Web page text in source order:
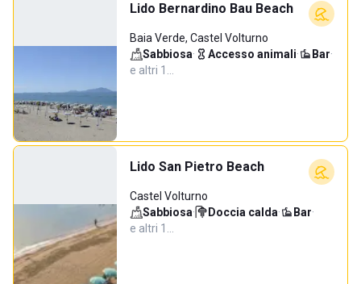
Lido Bernardino Bau Beach
Baia Verde, Castel Volturno
Sabbiosa· Accesso animali· Bar·
e altri 1…
Lido San Pietro Beach
Castel Volturno
Sabbiosa· Doccia calda· Bar·
e altri 1…